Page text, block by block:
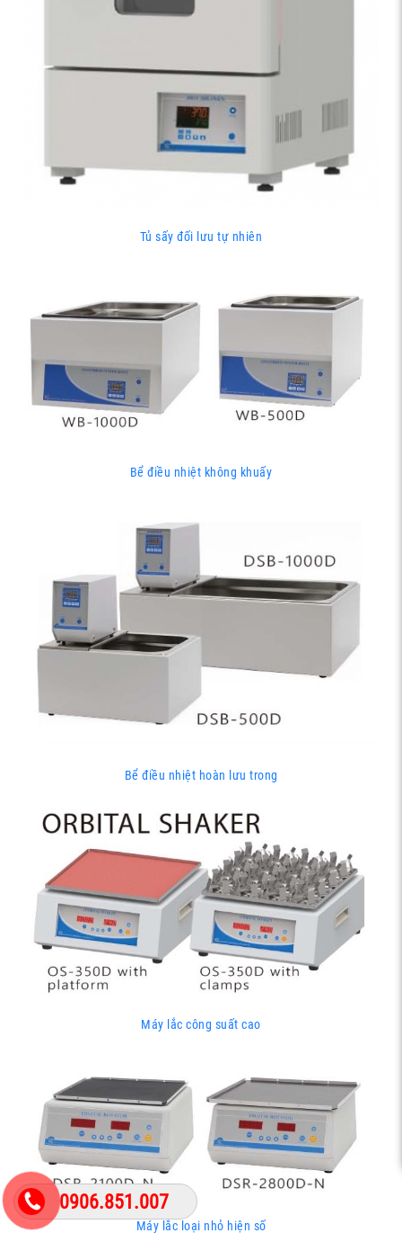
Tủ sấy đối lưu tự nhiên
Bể điều nhiệt không khuấy
Bể điều nhiệt hoàn lưu trong
Máy lắc công suất cao
Máy lắc loại nhỏ hiện số
0906.851.007